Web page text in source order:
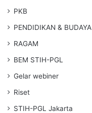
PKB
PENDIDIKAN & BUDAYA
RAGAM
BEM STIH-PGL
Gelar webiner
Riset
STIH-PGL Jakarta